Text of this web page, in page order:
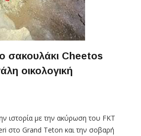
σακουλάκι Cheetos
οικολογική
ιστορία με την ακύρωση του FKT
στο Grand Teton και την σοβαρή